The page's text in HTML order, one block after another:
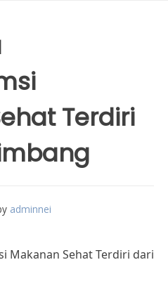
Terdiri
adminnei
Makanan Sehat Terdiri dari